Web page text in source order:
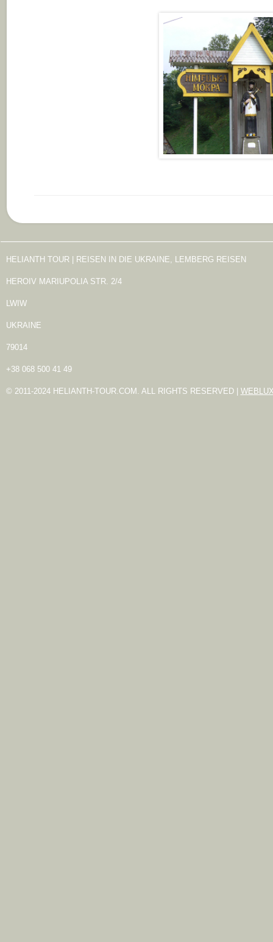
HELIANTH TOUR | REISEN IN DIE UKRAINE, LEMBERG REISEN
HEROIV MARIUPOLIA STR. 2/4
LWIW
UKRAINE
79014
+38 068 500 41 49
© 2011-2024 HELIANTH-TOUR.COM. ALL RIGHTS RESERVED |